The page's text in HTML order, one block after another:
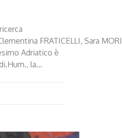
FRATICELLI, Sara
Adriatico è
la…